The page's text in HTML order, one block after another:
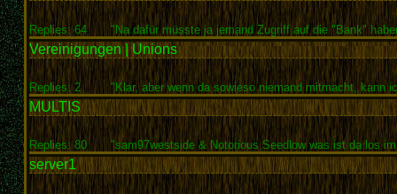
Replies: 64 "Na dafür müsste ja jemand Zugriff auf die "Bank"
Vereinigungen | Unions
Replies: 2 "Klar, aber wenn da sowieso niemand mitmacht, kann
MULTIS
Replies: 80 "sam97westside & Notorious Seedlow was ist da los
server1